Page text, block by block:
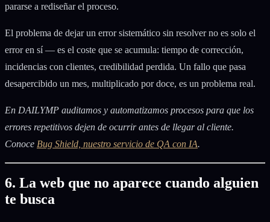
pararse a rediseñar el proceso.
El problema de dejar un error sistemático sin resolver no es solo el
error en sí — es el coste que se acumula: tiempo de corrección,
incidencias con clientes, credibilidad perdida. Un fallo que pasa
desapercibido un mes, multiplicado por doce, es un problema real.
En DAILYMP auditamos y automatizamos procesos para que los
errores repetitivos dejen de ocurrir antes de llegar al cliente.
Conoce Bug Shield, nuestro servicio de QA con IA.
6. La web que no aparece cuando alguien
te busca